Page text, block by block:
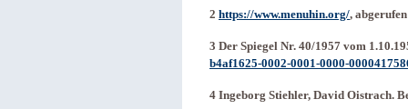
2 https://www.menuhin.org/,
3 Der Spiegel Nr. 40/1957 vom
b4af1625-0002-0001-0000-
4 Ingeborg Stiehler, David Oistrach.